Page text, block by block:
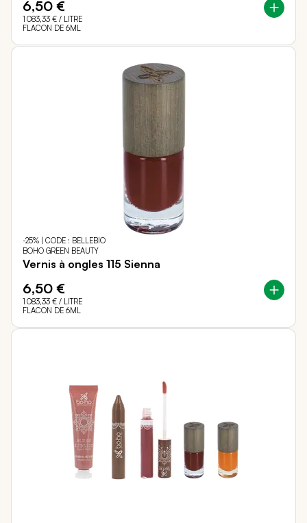
6,50 €
1 083,33 € / LITRE
FLACON DE 6ML
-25% | CODE : BELLEBIO
BOHO GREEN BEAUTY
Vernis à ongles 115 Sienna
6,50 €
1 083,33 € / LITRE
FLACON DE 6ML